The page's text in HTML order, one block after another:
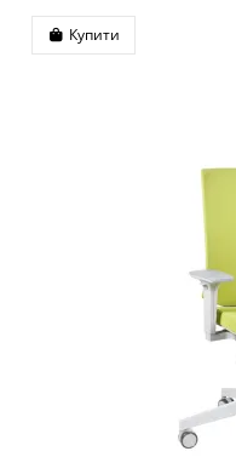
Купити